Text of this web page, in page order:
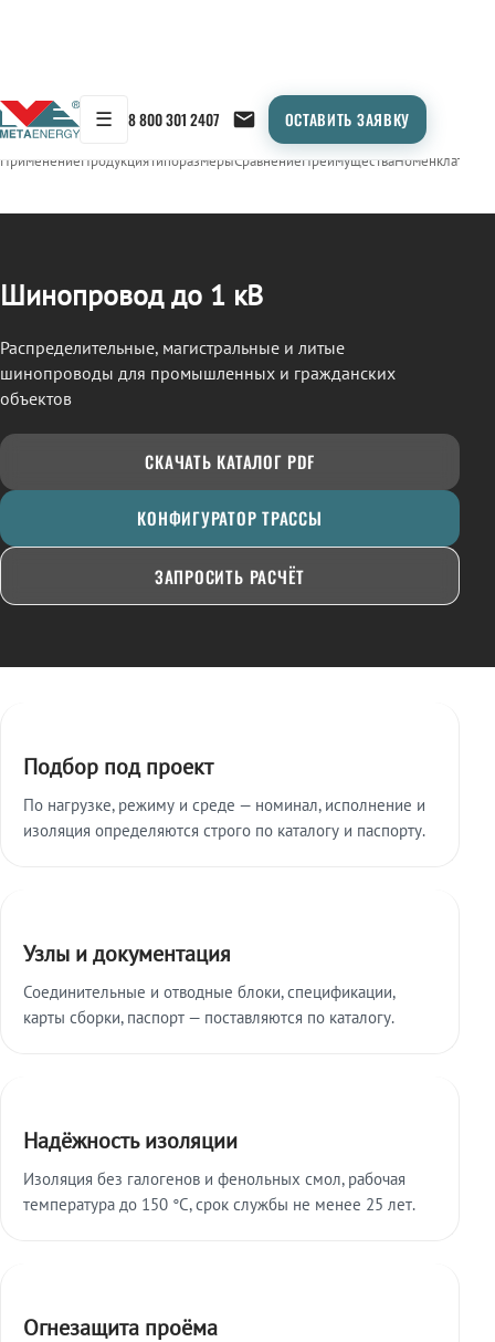
☰ 8 800 301 2407 ОСТАВИТЬ ЗАЯВКУ
← Продукция/ШИНОПРОВОД
ПрименениеПродукцияТипоразмерыСравнениеПреимуществаНоменклатура
Шинопровод до 1 кВ
Распределительные, магистральные и литые
шинопроводы для промышленных и гражданских
объектов
СКАЧАТЬ КАТАЛОГ PDF
КОНФИГУРАТОР ТРАССЫ
ЗАПРОСИТЬ РАСЧЁТ
Подбор под проект
По нагрузке, режиму и среде — номинал, исполнение и
изоляция определяются строго по каталогу и паспорту.
Узлы и документация
Соединительные и отводные блоки, спецификации,
карты сборки, паспорт — поставляются по каталогу.
Надёжность изоляции
Изоляция без галогенов и фенольных смол, рабочая
температура до 150 °C, срок службы не менее 25 лет.
Огнезащита проёма